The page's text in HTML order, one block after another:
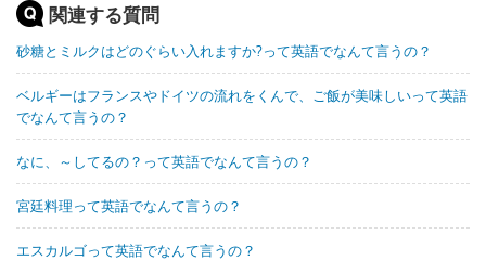
関連する質問
砂糖とミルクはどのぐらい入れますか?って英語でなんて言うの？
ベルギーはフランスやドイツの流れをくんで、ご飯が美味しいって英語
でなんて言うの？
なに、～してるの？って英語でなんて言うの？
宮廷料理って英語でなんて言うの？
エスカルゴって英語でなんて言うの？